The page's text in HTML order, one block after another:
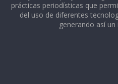
prácticas periodísticas que
del uso de diferentes
generando así